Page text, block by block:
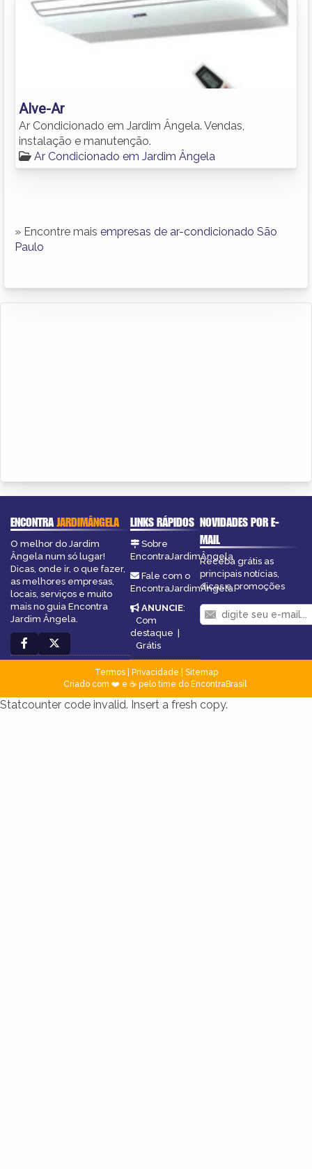
Alve-Ar
Ar Condicionado em Jardim Ângela. Vendas,
instalação e manutenção.
Ar Condicionado em Jardim Ângela
» Encontre mais empresas de ar-condicionado São
Paulo
ENCONTRAJARDIMÂNGELA
O melhor do Jardim
Ângela num só lugar!
Dicas, onde ir, o que fazer,
as melhores empresas,
locais, serviços e muito
mais no guia Encontra
Jardim Ângela.
LINKS RÁPIDOS
Sobre
EncontraJardimÂngela
Fale com o
EncontraJardimÂngela
ANUNCIE:
Com
destaque |
Grátis
NOVIDADES POR E-
MAIL
Receba grátis as
principais notícias,
dicas e promoções
Termos| Privacidade
Sitemap
Criado com ❤️ e ☕ pelo time do EncontraBrasil
Statcounter code invalid. Insert a fresh copy.